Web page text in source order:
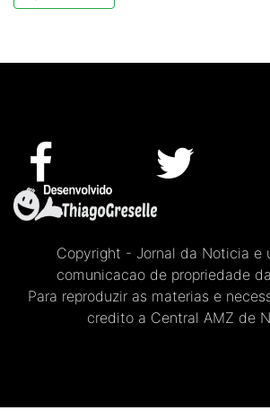
Copyright - Jornal da Noticia e
comunicacao de propriedade
Para reproduzir as materias e
credito a Central AMZ de